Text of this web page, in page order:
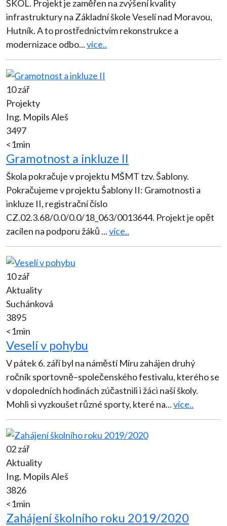
ŠKOL. Projekt je zaměřen na zvýšení kvality
infrastruktury na Základní škole Veselí nad Moravou,
Hutník. A to prostřednictvím rekonstrukce a
modernizace odbo...více..
10 zář
Projekty
Ing. Mopils Aleš
3497
<1min
Gramotnost a inkluze II
Škola pokračuje v projektu MŠMT tzv. Šablony.
Pokračujeme v projektu Šablony II: Gramotnosti a
inkluze II, registrační číslo
CZ.02.3.68/0.0/0.0/18_063/0013644. Projekt je opět
zacílen na podporu žáků ...více..
10 zář
Aktuality
Suchánková
3895
<1min
Veselí v pohybu
V pátek 6. září byl na náměstí Míru zahájen druhý
ročník sportovně–společenského festivalu, kterého se
v dopoledních hodinách zúčastnili i žáci naší školy.
Mohli si vyzkoušet různé sporty, které na...více..
02 zář
Aktuality
Ing. Mopils Aleš
3826
<1min
Zahájení školního roku 2019/2020